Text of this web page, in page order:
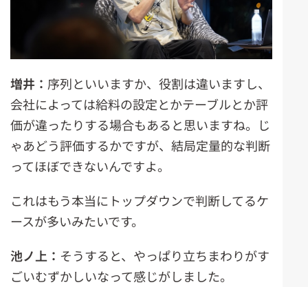
増井： 序列といいますか、役割は違いますし、
会社によっては給料の設定とかテーブルとか評
価が違ったりする場合もあると思いますね。じ
ゃあどう評価するかですが、結局定量的な判断
ってほぼできないんですよ。
これはもう本当にトップダウンで判断してるケ
ースが多いみたいです。
池ノ上： そうすると、やっぱり立ちまわりがす
ごいむずかしいなって感じがしました。